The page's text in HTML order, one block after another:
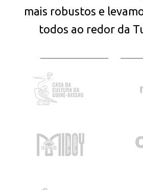
mais robustos e
todos ao redor da